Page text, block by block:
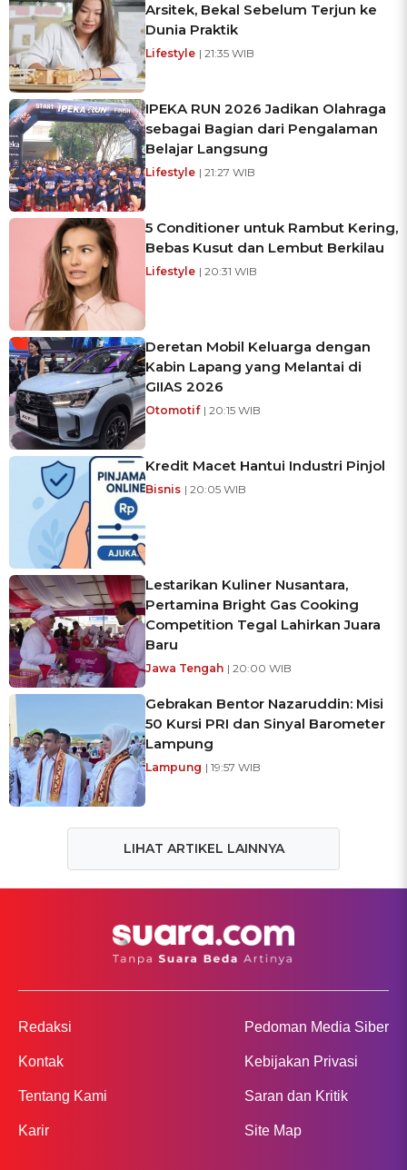
Arsitek, Bekal Sebelum Terjun ke
Dunia Praktik
Lifestyle | 21:35 WIB
IPEKA RUN 2026 Jadikan Olahraga
sebagai Bagian dari Pengalaman
Belajar Langsung
Lifestyle | 21:27 WIB
5 Conditioner untuk Rambut Kering,
Bebas Kusut dan Lembut Berkilau
Lifestyle | 20:31 WIB
Deretan Mobil Keluarga dengan
Kabin Lapang yang Melantai di
GIIAS 2026
Otomotif | 20:15 WIB
Kredit Macet Hantui Industri Pinjol
Bisnis | 20:05 WIB
Lestarikan Kuliner Nusantara,
Pertamina Bright Gas Cooking
Competition Tegal Lahirkan Juara
Baru
Jawa Tengah | 20:00 WIB
Gebrakan Bentor Nazaruddin: Misi
50 Kursi PRI dan Sinyal Barometer
Lampung
Lampung | 19:57 WIB
LIHAT ARTIKEL LAINNYA
Redaksi
Kontak
Tentang Kami
Karir
Pedoman Media Siber
Kebijakan Privasi
Saran dan Kritik
Site Map